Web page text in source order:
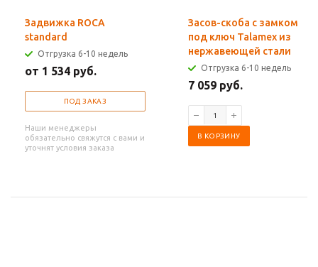
Задвижка ROCA
standard
Отгрузка 6-10 недель
от 1 534 руб.
ПОД ЗАКАЗ
Наши менеджеры
обязательно свяжутся с вами и
уточнят условия заказа
Засов-скоба с замком
под ключ Talamex из
нержавеющей стали
Отгрузка 6-10 недель
7 059 руб.
В КОРЗИНУ